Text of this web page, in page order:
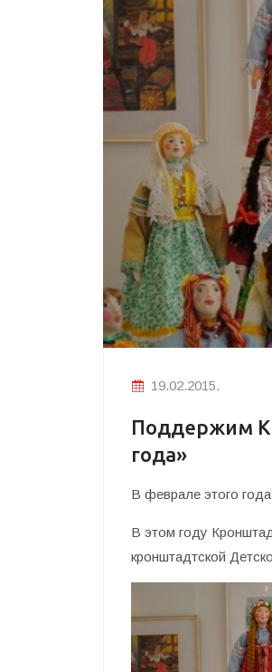
19.02.2015.
Поддержим
года»
В феврале этого
В этом году
кронштадтской